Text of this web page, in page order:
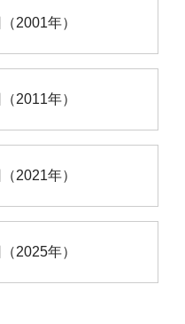
2001年）
2011年）
2021年）
2025年）